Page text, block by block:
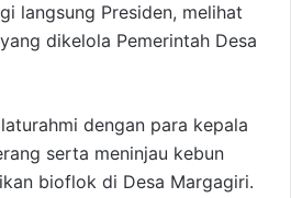
langsung Presiden, melihat
dikelola Pemerintah Desa
dengan para kepala
serta meninjau kebun
bioflok di Desa Margagiri.